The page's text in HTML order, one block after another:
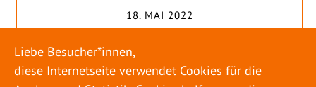
18. MAI 2022
genießen ihren Urlaub. Dabei zieht es die Einen
weiter weg, die Anderen bleiben dann doch
Liebe Besucher*innen,
diese Internetseite verwendet Cookies für die